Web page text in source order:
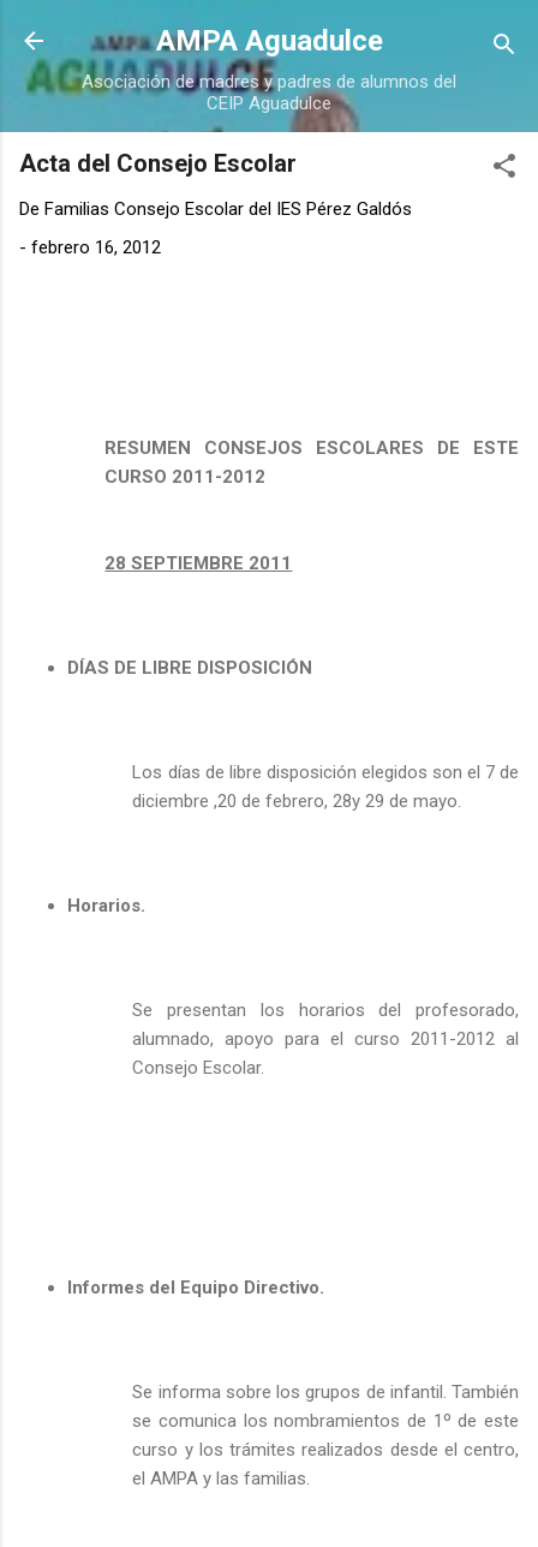
Ir al contenido principal
AMPA Aguadulce
Asociación de madres y padres de alumnos del
CEIP Aguadulce
Acta del Consejo Escolar
De Familias Consejo Escolar del IES Pérez Galdós
- febrero 16, 2012
RESUMEN CONSEJOS ESCOLARES DE ESTE
CURSO 2011-2012
28 SEPTIEMBRE 2011
DÍAS DE LIBRE DISPOSICIÓN
Los días de libre disposición elegidos son el 7 de
diciembre ,20 de febrero, 28y 29 de mayo.
Horarios.
Se presentan los horarios del profesorado,
alumnado, apoyo para el curso 2011-2012 al
Consejo Escolar.
Informes del Equipo Directivo.
Se informa sobre los grupos de infantil. También
se comunica los nombramientos de 1º de este
curso y los trámites realizados desde el centro,
el AMPA y las familias.